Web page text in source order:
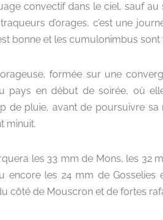
convectif dans le ciel, sauf
d’orages, c’est une
bonne et les cumulonimbus
formée sur une
pays en début de soirée, où
de pluie, avant de poursuivre sa
minuit.
les 33 mm de Mons, les 32
encore les 24 mm de
côté de Mouscron et de fortes